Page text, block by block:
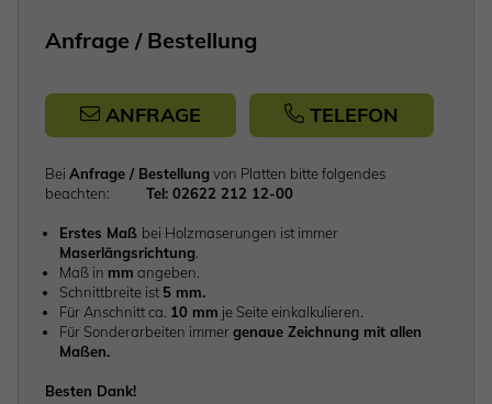
Anfrage / Bestellung
ANFRAGE TELEFON
Bei Anfrage / Bestellung von Platten bitte folgendes
beachten: Tel: 02622 212 12-00
Erstes Maß bei Holzmaserungen ist immer
Maserlängsrichtung.
Maß in mm angeben.
Schnittbreite ist 5 mm.
Für Anschnitt ca. 10 mm je Seite einkalkulieren.
Für Sonderarbeiten immergenaue Zeichnung mit allen
Maßen.
Besten Dank!